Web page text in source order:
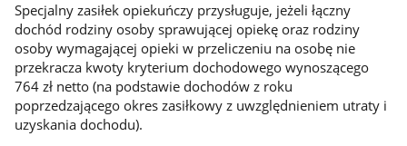
Specjalny zasiłek opiekuńczy przysługuje, jeżeli łączny
dochód rodziny osoby sprawującej opiekę oraz rodziny
osoby wymagającej opieki w przeliczeniu na osobę nie
przekracza kwoty kryterium dochodowego wynoszącego
764 zł netto (na podstawie dochodów z roku
poprzedzającego okres zasiłkowy z uwzględnieniem utraty i
uzyskania dochodu).